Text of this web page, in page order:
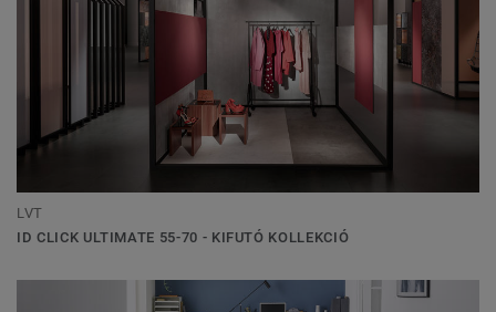
LVT
ID CLICK ULTIMATE 55-70 - KIFUTÓ KOLLEKCIÓ